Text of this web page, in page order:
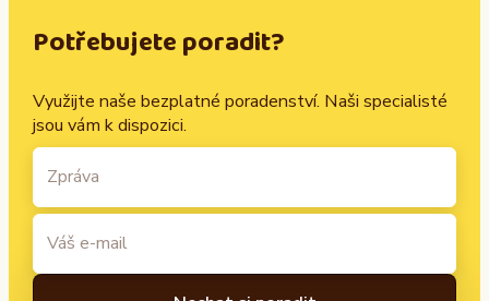
Potřebujete poradit?
Využijte naše bezplatné poradenství. Naši specialisté
jsou vám k dispozici.